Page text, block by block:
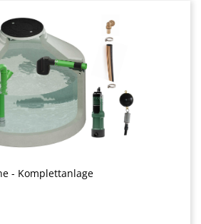
- Komplettanlage